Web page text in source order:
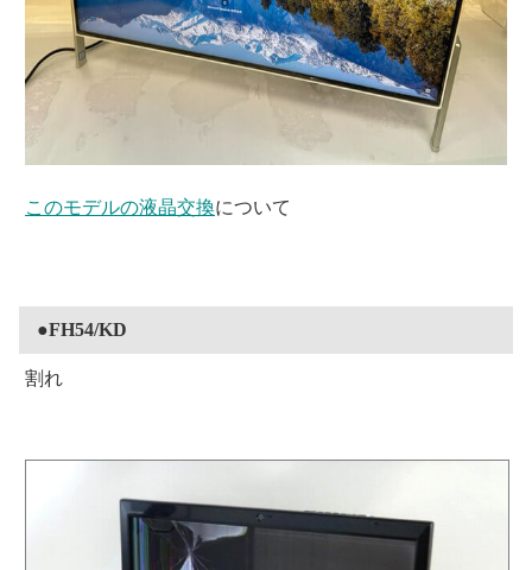
このモデルの液晶交換について
●FH54/KD
割れ